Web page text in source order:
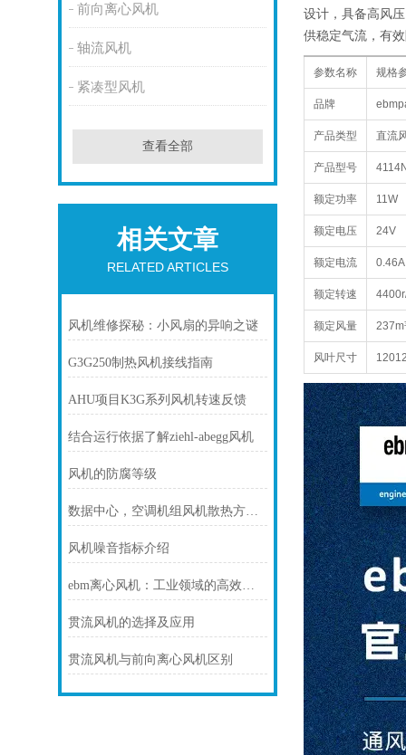
前向离心风机
轴流风机
紧凑型风机
查看全部
相关文章
RELATED ARTICLES
风机维修探秘：小风扇的异响之谜
G3G250制热风机接线指南
AHU项目K3G系列风机转速反馈
结合运行依据了解ziehl-abegg风机
风机的防腐等级
数据中心，空调机组风机散热方案！
风机噪音指标介绍
ebm离心风机：工业领域的高效风力利器
贯流风机的选择及应用
贯流风机与前向离心风机区别
设计，具备高风
供稳定气流，有
参数名称 规格
品牌
产品类型 直流
产品型号
额定功率 11W
额定电压 24V
额定电流 0.46A
额定转速
额定风量
风叶尺寸 120